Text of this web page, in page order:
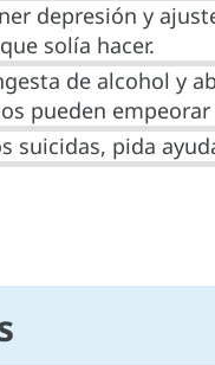
depresión y
solía hacer.
de alcohol y
pueden
suicidas, pida